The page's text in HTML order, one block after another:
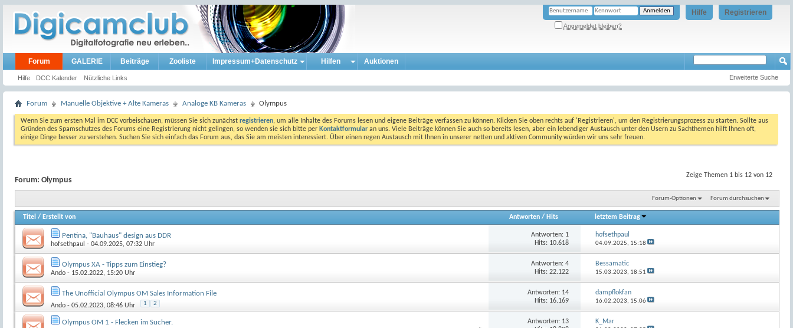
Registrieren
Hilfe
Angemeldet bleiben?
Forum
Hilfe DCC Kalender Nützliche Links
GALERIE Beiträge Zooliste Impressum+Datenschutz Hilfen Auktionen
Erweiterte Suche
Forum Manuelle Objektive + Alte Kameras Analoge KB Kameras Olympus
Wenn Sie zum ersten Mal im DCC vorbeischauen, müssen Sie sich zunächst registrieren, um alle Inhalte des Forums lesen und eigene Beiträge verfassen zu können. Klicken Sie oben rechts auf 'Registrieren', um den Registrierungsprozess zu starten. Sollte aus
Gründen des Spamschutzes des Forums eine Registrierung nicht gelingen, so wenden sie sich bitte per Kontaktformular an uns. Viele Beiträge können Sie auch so bereits lesen, aber ein lebendiger Austausch unter den Usern zu Sachthemen hilft Ihnen oft,
einige Dinge besser zu verstehen. Suchen Sie sich einfach das Forum aus, das Sie am meisten interessiert. Über einen regen Austausch mit Ihnen in unserer netten und aktiven Community würden wir uns sehr freuen.
Zeige Themen 1 bis 12 von 12
Forum: Olympus
Forum-Optionen Forum durchsuchen
Titel / Erstellt von Antworten / Hits letztem Beitrag
Pentina, "Bauhaus" design aus DDR
hofsethpaul - 04.09.2025, 07:32 Uhr
Antworten: 1
Hits: 10.618
hofsethpaul
04.09.2025, 15:18
Olympus XA - Tipps zum Einstieg?
Ando - 15.02.2022, 15:20 Uhr
Antworten: 4
Hits: 22.122
Bessamatic
15.03.2023, 18:51
The Unofficial Olympus OM Sales Information File
Ando - 05.02.2023, 08:46 Uhr 1 2
Antworten: 14
Hits: 16.169
dampflokfan
16.02.2023, 15:06
Olympus OM 1 - Flecken im Sucher. Antworten: 13
K_Mar